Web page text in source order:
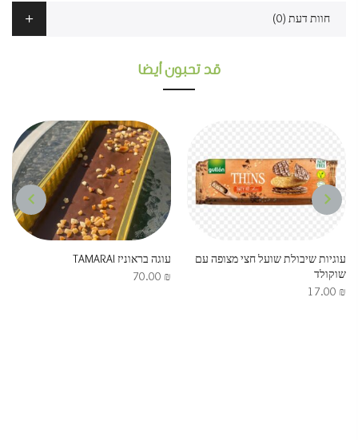
חוות דעת (0)
قد تحبون أيضا
עוגיות שיבולת שועל חצי מצופה עם
שוקולד
17.00 ₪
עוגה בראוניז TAMARAI
70.00 ₪
NEXT